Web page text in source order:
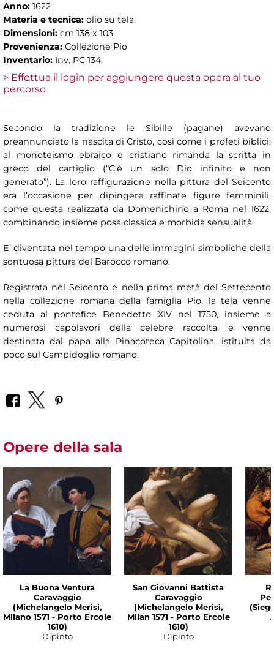
Anno: 1622
Materia e tecnica: olio su tela
Dimensioni: cm 138 x 103
Provenienza: Collezione Pio
Inventario: Inv. PC 134
> Effettua il login per aggiungere questa opera al tuo
percorso
Secondo la tradizione le Sibille (pagane) avevano
preannunciato la nascita di Cristo, così come i profeti biblici:
al monoteismo ebraico e cristiano rimanda la scritta in
greco del cartiglio (“C’è un solo Dio infinito e non
generato”). La loro raffigurazione nella pittura del Seicento
era l’occasione per dipingere raffinate figure femminili,
come questa realizzata da Domenichino a Roma nel 1622,
combinando insieme posa classica e morbida sensualità.
E’ diventata nel tempo una delle immagini simboliche della
sontuosa pittura del Barocco romano.
Registrata nel Seicento e nella prima metà del Settecento
nella collezione romana della famiglia Pio, la tela venne
ceduta al pontefice Benedetto XIV nel 1750, insieme a
numerosi capolavori della celebre raccolta, e venne
destinata dal papa alla Pinacoteca Capitolina, istituita da
poco sul Campidoglio romano.
Opere della sala
La Buona Ventura
Caravaggio
(Michelangelo Merisi,
Milano 1571 - Porto Ercole
1610)
Dipinto
San Giovanni Battista
Caravaggio
(Michelangelo Merisi,
Milan 1571 - Porto Ercole
1610)
Dipinto